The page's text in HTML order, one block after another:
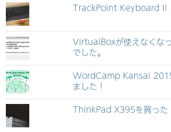
TrackPoint Keyboard II
VirtualBoxが使えなくな
でした。
WordCamp Kansai
ました！
ThinkPad X395を買った